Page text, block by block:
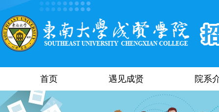
首页 遇见成贤 院系